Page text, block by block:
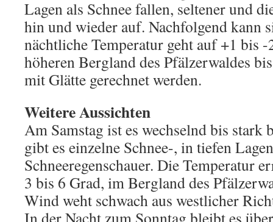
Lagen als Schnee fallen, seltener und
hin und wieder auf. Nachfolgend kann
nächtliche Temperatur geht auf +1 bis
höheren Bergland des Pfälzerwaldes
mit Glätte gerechnet werden.
Weitere Aussichten
Am Samstag ist es wechselnd bis
gibt es einzelne Schnee-, in tiefen
Schneeregenschauer. Die Temperatur
3 bis 6 Grad, im Bergland des
Wind weht schwach aus westlicher
In der Nacht zum Sonntag bleibt es